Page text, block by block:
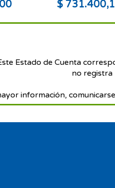
$
Estado de Cuenta
no registra
información,